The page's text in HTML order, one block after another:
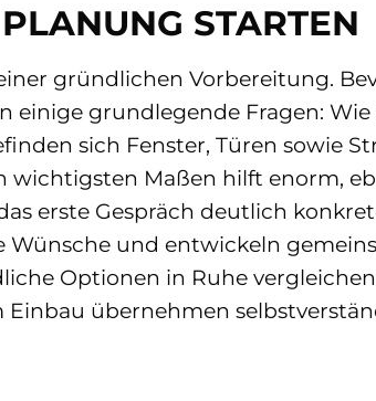
STARTEN
gründlichen Vorbereitung.
einige grundlegende Fragen:
sich Fenster, Türen sowie
wichtigsten Maßen hilft enorm,
erste Gespräch deutlich
Wünsche und entwickeln
Optionen in Ruhe
Einbau übernehmen